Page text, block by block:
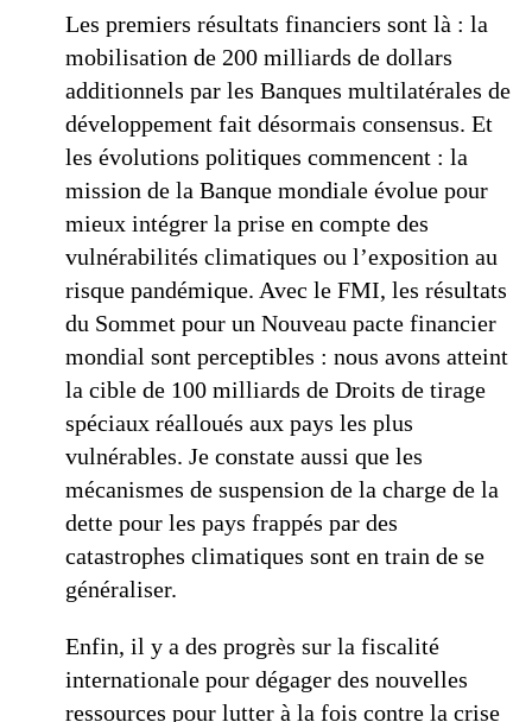
Les premiers résultats financiers sont là : la
mobilisation de 200 milliards de dollars
additionnels par les Banques multilatérales de
développement fait désormais consensus. Et
les évolutions politiques commencent : la
mission de la Banque mondiale évolue pour
mieux intégrer la prise en compte des
vulnérabilités climatiques ou l’exposition au
risque pandémique. Avec le FMI, les résultats
du Sommet pour un Nouveau pacte financier
mondial sont perceptibles : nous avons atteint
la cible de 100 milliards de Droits de tirage
spéciaux réalloués aux pays les plus
vulnérables. Je constate aussi que les
mécanismes de suspension de la charge de la
dette pour les pays frappés par des
catastrophes climatiques sont en train de se
généraliser.
Enfin, il y a des progrès sur la fiscalité
internationale pour dégager des nouvelles
ressources pour lutter à la fois contre la crise